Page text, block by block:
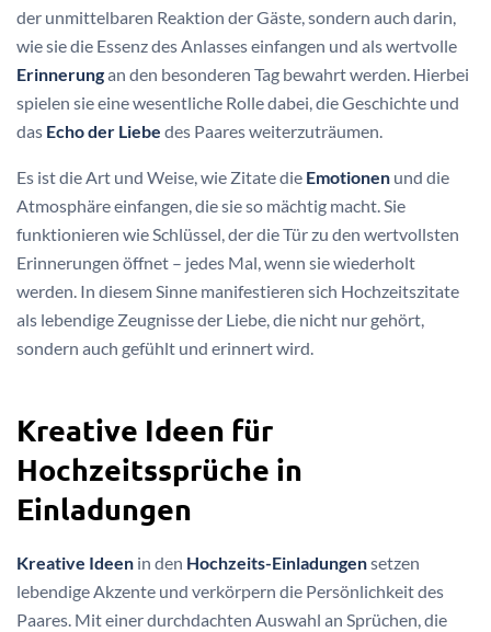
der unmittelbaren Reaktion der Gäste, sondern auch darin,
wie sie die Essenz des Anlasses einfangen und als wertvolle
Erinnerungan den besonderen Tag bewahrt werden. Hierbei
spielen sie eine wesentliche Rolle dabei, die Geschichte und
das Echo der Liebe des Paares weiterzuträumen.
Es ist die Art und Weise, wie Zitate die Emotionen und die
Atmosphäre einfangen, die sie so mächtig macht. Sie
funktionieren wie Schlüssel, der die Tür zu den wertvollsten
Erinnerungen öffnet – jedes Mal, wenn sie wiederholt
werden. In diesem Sinne manifestieren sich Hochzeitszitate
als lebendige Zeugnisse der Liebe, die nicht nur gehört,
sondern auch gefühlt und erinnert wird.
Kreative Ideen für
Hochzeitssprüche in
Einladungen
Kreative Ideen in den Hochzeits-Einladungensetzen
lebendige Akzente und verkörpern die Persönlichkeit des
Paares. Mit einer durchdachten Auswahl an Sprüchen, die